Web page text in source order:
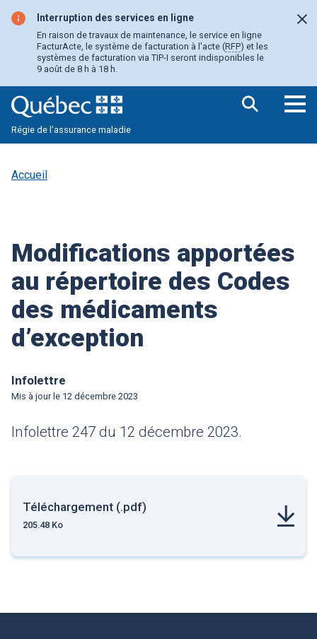
contenu
principal
Interruption des services en ligne
En raison de travaux de maintenance, le service en ligne
FacturActe, le système de facturation à l'acte (RFP) et les
systèmes de facturation via TIP-I seront indisponibles le
9 août de 8 h à 18 h.
Régie de l’assurance maladie
Accueil
Modifications apportées
au répertoire des Codes
des médicaments
d’exception
Infolettre
Mis à jour le 12 décembre 2023
Infolettre 247 du 12 décembre 2023.
Téléchargement (.pdf)
205.48 Ko